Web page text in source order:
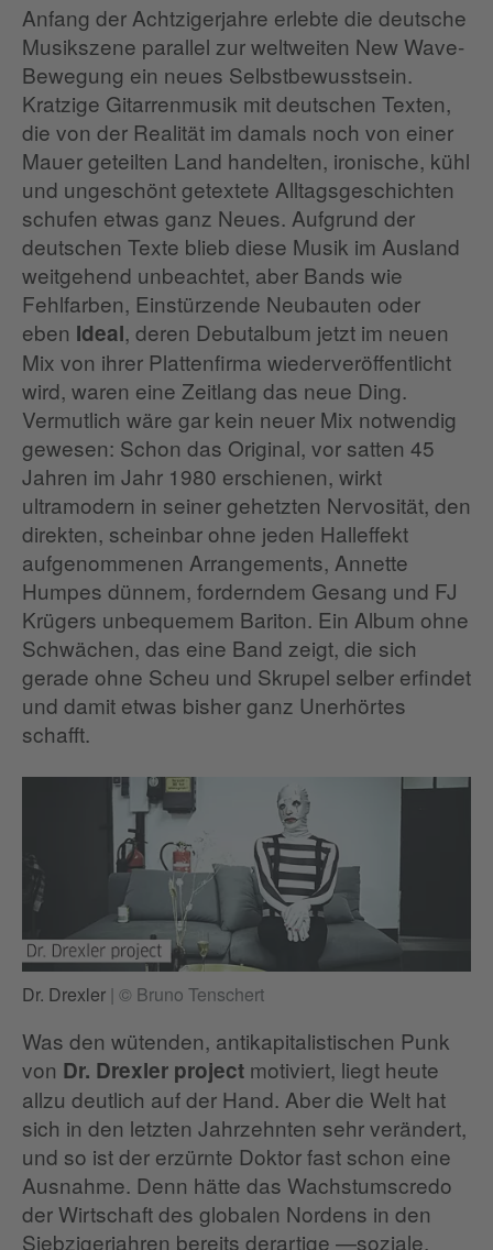
Anfang der Achtzigerjahre erlebte die deutsche
Musikszene parallel zur weltweiten New Wave-
Bewegung ein neues Selbstbewusstsein.
Kratzige Gitarrenmusik mit deutschen Texten,
die von der Realität im damals noch von einer
Mauer geteilten Land handelten, ironische, kühl
und ungeschönt getextete Alltagsgeschichten
schufen etwas ganz Neues. Aufgrund der
deutschen Texte blieb diese Musik im Ausland
weitgehend unbeachtet, aber Bands wie
Fehlfarben, Einstürzende Neubauten oder
eben Ideal, deren Debutalbum jetzt im neuen
Mix von ihrer Plattenfirma wiederveröffentlicht
wird, waren eine Zeitlang das neue Ding.
Vermutlich wäre gar kein neuer Mix notwendig
gewesen: Schon das Original, vor satten 45
Jahren im Jahr 1980 erschienen, wirkt
ultramodern in seiner gehetzten Nervosität, den
direkten, scheinbar ohne jeden Halleffekt
aufgenommenen Arrangements, Annette
Humpes dünnem, forderndem Gesang und FJ
Krügers unbequemem Bariton. Ein Album ohne
Schwächen, das eine Band zeigt, die sich
gerade ohne Scheu und Skrupel selber erfindet
und damit etwas bisher ganz Unerhörtes
schafft.
Dr. Drexler | © Bruno Tenschert
Was den wütenden, antikapitalistischen Punk
von Dr. Drexler project motiviert, liegt heute
allzu deutlich auf der Hand. Aber die Welt hat
sich in den letzten Jahrzehnten sehr verändert,
und so ist der erzürnte Doktor fast schon eine
Ausnahme. Denn hätte das Wachstumscredo
der Wirtschaft des globalen Nordens in den
Siebzigerjahren bereits derartige —soziale,